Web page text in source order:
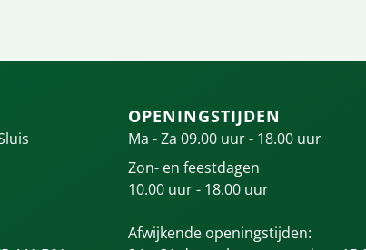
OPENINGSTIJDEN
Ma - Za 09.00 uur - 18.00 uur
Zon- en feestdagen
10.00 uur - 18.00 uur
Afwijkende openingstijden: